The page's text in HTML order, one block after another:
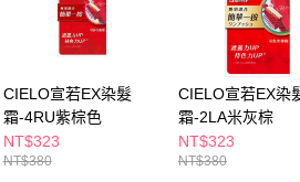
先享後付 」之結帳頁面顯示為準，若有關於
欲退款等相關疑問，請聯繫「AFTEE先享後付
support/home
司提供之「AFTEE先享後付」服務完成之交
供個人資料，並將交易相關給付款項請求債
。
以上)免運費
以上)免運費
CIELO宣若EX染髮
霜-4RU紫棕色
NT$323
NT$380
CIELO宣若EX染
霜-2LA米灰棕
NT$323
NT$380